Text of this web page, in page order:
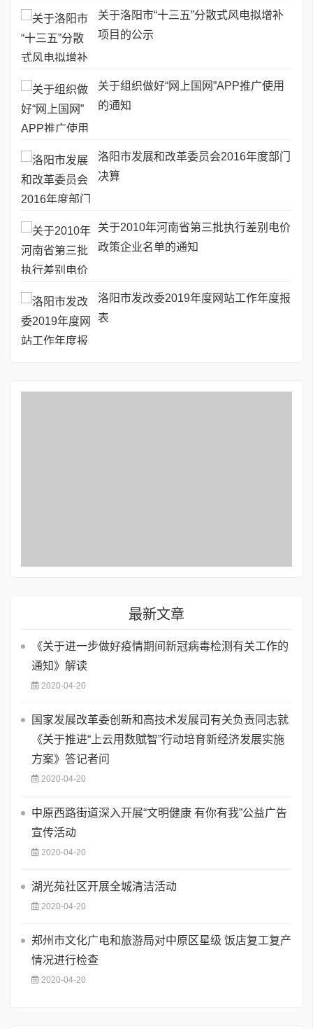
关于洛阳市“十三五”分散式风电拟增补
项目的公示
关于组织做好“网上国网”APP推广使用
的通知
洛阳市发展和改革委员会2016年度部门
决算
关于2010年河南省第三批执行差别电价
政策企业名单的通知
洛阳市发改委2019年度网站工作年度报
表
最新文章
《关于进一步做好疫情期间新冠病毒检测有关工作的
通知》解读
2020-04-20
国家发展改革委创新和高技术发展司有关负责同志就
《关于推进“上云用数赋智”行动培育新经济发展实施
方案》答记者问
2020-04-20
中原西路街道深入开展“文明健康 有你有我”公益广告
宣传活动
2020-04-20
湖光苑社区开展全城清洁活动
2020-04-20
郑州市文化广电和旅游局对中原区星级 饭店复工复产
情况进行检查
2020-04-20